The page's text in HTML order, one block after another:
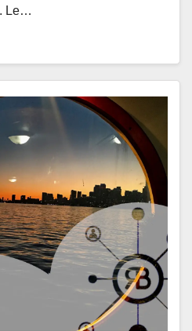
Le…